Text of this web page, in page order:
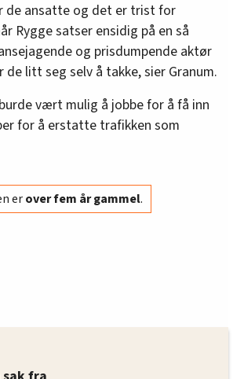
de ansatte og det er trist for
Rygge satser ensidig på en så
og prisdumpende aktør
de litt seg selv å takke, sier Granum.
vært mulig å jobbe for å få inn
for å erstatte trafikken som
erover fem år gammel.